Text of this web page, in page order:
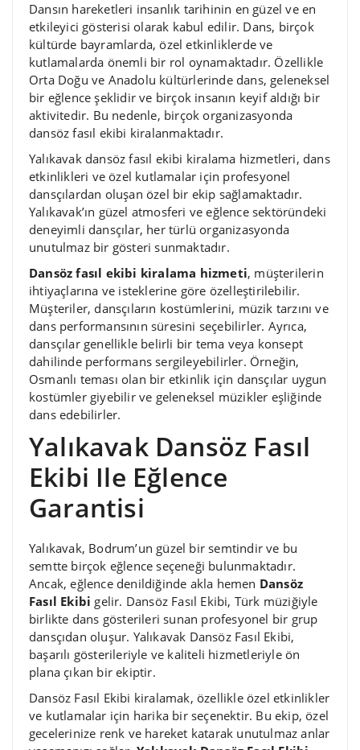
Dansın hareketleri insanlık tarihinin en güzel ve en
etkileyici gösterisi olarak kabul edilir. Dans, birçok
kültürde bayramlarda, özel etkinliklerde ve
kutlamalarda önemli bir rol oynamaktadır. Özellikle
Orta Doğu ve Anadolu kültürlerinde dans, geleneksel
bir eğlence şeklidir ve birçok insanın keyif aldığı bir
aktivitedir. Bu nedenle, birçok organizasyonda
dansöz fasıl ekibi kiralanmaktadır.
Yalıkavak dansöz fasıl ekibi kiralama hizmetleri, dans
etkinlikleri ve özel kutlamalar için profesyonel
dansçılardan oluşan özel bir ekip sağlamaktadır.
Yalıkavak’ın güzel atmosferi ve eğlence sektöründeki
deneyimli dansçılar, her türlü organizasyonda
unutulmaz bir gösteri sunmaktadır.
Dansöz fasıl ekibi kiralama hizmeti, müşterilerin
ihtiyaçlarına ve isteklerine göre özelleştirilebilir.
Müşteriler, dansçıların kostümlerini, müzik tarzını ve
dans performansının süresini seçebilirler. Ayrıca,
dansçılar genellikle belirli bir tema veya konsept
dahilinde performans sergileyebilirler. Örneğin,
Osmanlı teması olan bir etkinlik için dansçılar uygun
kostümler giyebilir ve geleneksel müzikler eşliğinde
dans edebilirler.
Yalıkavak Dansöz Fasıl
Ekibi Ile Eğlence
Garantisi
Yalıkavak, Bodrum’un güzel bir semtindir ve bu
semtte birçok eğlence seçeneği bulunmaktadır.
Ancak, eğlence denildiğinde akla hemen Dansöz
Fasıl Ekibi gelir. Dansöz Fasıl Ekibi, Türk müziğiyle
birlikte dans gösterileri sunan profesyonel bir grup
dansçıdan oluşur. Yalıkavak Dansöz Fasıl Ekibi,
başarılı gösterileriyle ve kaliteli hizmetleriyle ön
plana çıkan bir ekiptir.
Dansöz Fasıl Ekibi kiralamak, özellikle özel etkinlikler
ve kutlamalar için harika bir seçenektir. Bu ekip, özel
gecelerinize renk ve hareket katarak unutulmaz anlar